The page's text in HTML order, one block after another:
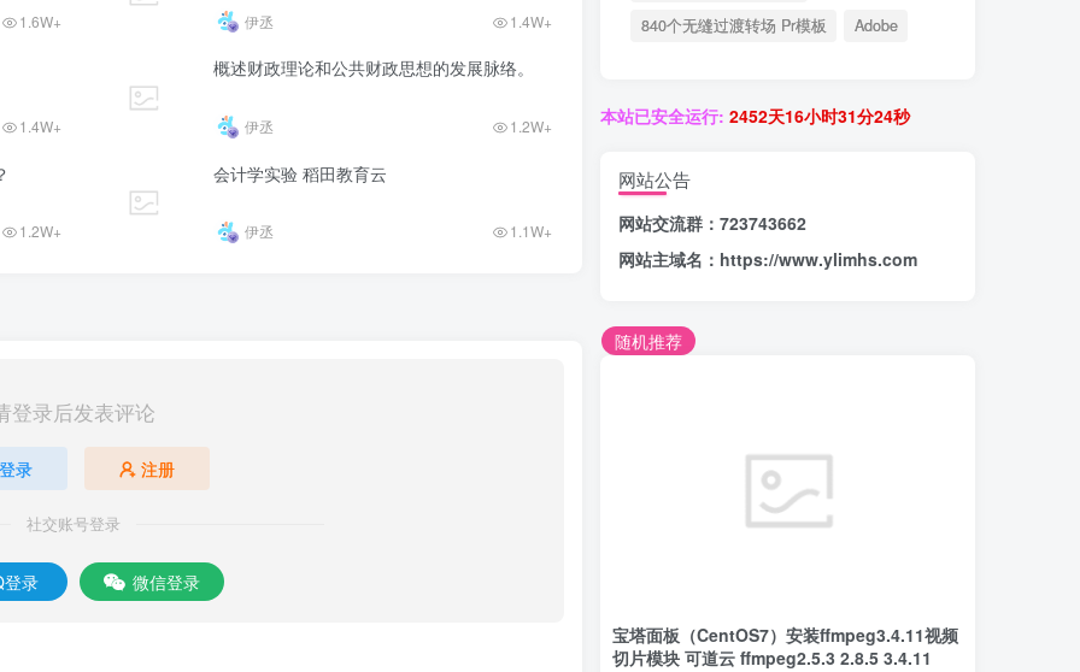
1.6W+ 伊丞 1.4W+
1.4W+
概述财政理论和公共财政思想的发展脉络。
伊丞 1.2W+
1.2W+
会计学实验 稻田教育云
伊丞 1.1W+
登录后发表评论
登录 注册
社交账号登录
录 微信登录
840个无缝过渡转场 Pr模板
Adobe
本站已安全运行: 2452天16小时31分25秒
网站公告
网站交流群：723743662
网站主域名： https://www.ylimhs.com
随机推荐
宝塔面板（CentOS7）安装ffmpeg3.4.11视频
切片模块 可道云 ffmpeg2.5.3 2.8.5 3.4.11